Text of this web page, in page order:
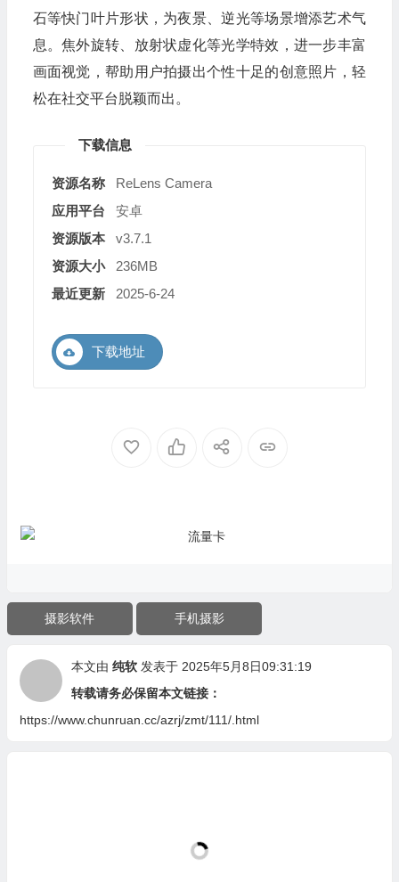
石等快门叶片形状，为夜景、逆光等场景增添艺术气
息。焦外旋转、放射状虚化等光学特效，进一步丰富
画面视觉，帮助用户拍摄出个性十足的创意照片，轻
松在社交平台脱颖而出。
下载信息
资源名称
ReLens Camera
应用平台
安卓
资源版本
v3.7.1
资源大小
236MB
最近更新
2025-6-24
下载地址
摄影软件 手机摄影
本文由 纯软发表于 2025年5月8日09:31:19
转载请务必保留本文链接：
https://www.chunruan.cc/azrj/zmt/111/.html